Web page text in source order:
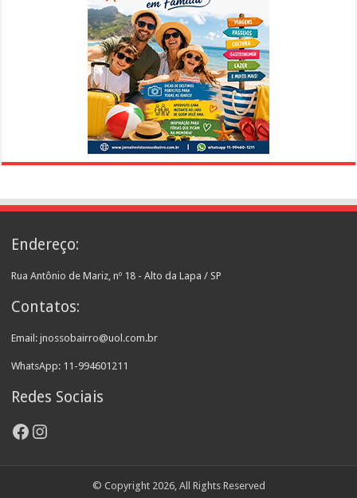
Endereço:
Rua Antônio de Mariz, nº 18 - Alto da Lapa / SP
Contatos:
Email: jnossobairro@uol.com.br
WhatsApp: 11-994601211
Redes Sociais
Facebook
Instagram
© Copyright 2026, All Rights Reserved